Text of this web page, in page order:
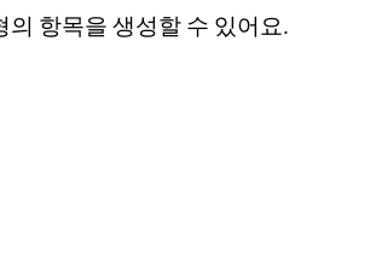
항목을 생성할 수 있어요.